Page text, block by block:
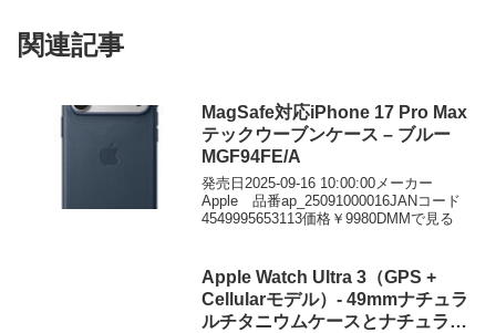
関連記事
MagSafe対応iPhone 17 Pro Max
テックウーブンケース – ブルー
MGF94FE/A
発売日2025-09-16 10:00:00メーカー
Apple 品番ap_25091000016JANコード
4549995653113価格￥9980DMMで見る
Apple Watch Ultra 3（GPS +
Cellularモデル）- 49mmナチュラ
ルチタニウムケースとナチュラル